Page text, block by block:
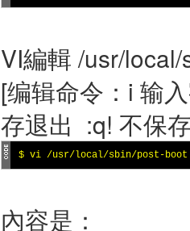
VI編輯 /usr/
[编辑命令：i 输
存退出 :q! 不保
$ vi /usr/local/sbin/post-boot
內容是：